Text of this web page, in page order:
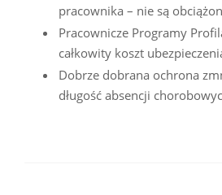
pracownika – nie są
Pracownicze Programy
całkowity koszt
Dobrze dobrana ochrona
długość absencji